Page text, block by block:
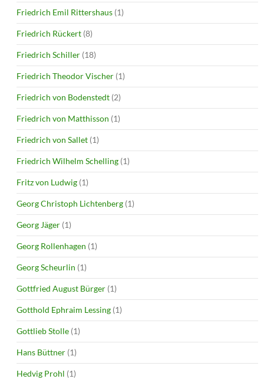
Friedrich Emil Rittershaus (1)
Friedrich Rückert (8)
Friedrich Schiller (18)
Friedrich Theodor Vischer (1)
Friedrich von Bodenstedt (2)
Friedrich von Matthisson (1)
Friedrich von Sallet (1)
Friedrich Wilhelm Schelling (1)
Fritz von Ludwig (1)
Georg Christoph Lichtenberg (1)
Georg Jäger (1)
Georg Rollenhagen (1)
Georg Scheurlin (1)
Gottfried August Bürger (1)
Gotthold Ephraim Lessing (1)
Gottlieb Stolle (1)
Hans Büttner (1)
Hedvig Prohl (1)